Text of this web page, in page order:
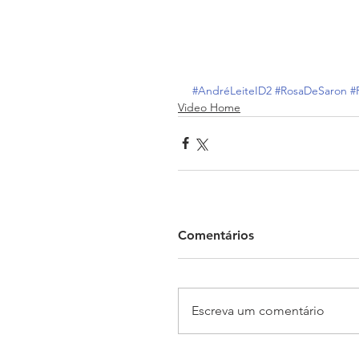
#AndréLeiteID2 #RosaDeSaron
Video Home
Comentários
Escreva um comentário